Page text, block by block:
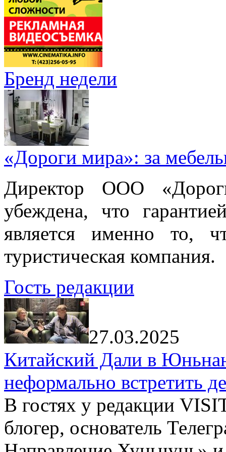
Бренд недели
«Дороги мира»: за
Директор ООО
убеждена, что
является именно то,
туристическая компания.
Гость редакции
27.03.2025
Китайский Дали в
неформально встретить
В гостях у редакции
блогер, основатель